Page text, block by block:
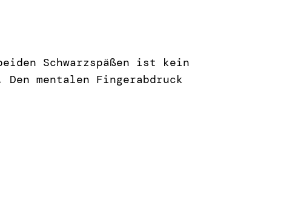
Schwarzspäßen ist kein
mentalen Fingerabdruck